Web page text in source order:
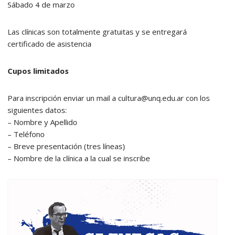
Sábado 4 de marzo
Las clínicas son totalmente gratuitas y se entregará
certificado de asistencia
Cupos limitados
Para inscripción enviar un mail a cultura@unq.edu.ar con los
siguientes datos:
– Nombre y Apellido
– Teléfono
– Breve presentación (tres líneas)
– Nombre de la clínica a la cual se inscribe